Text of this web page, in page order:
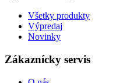
Všetky produkty
Výpredaj
Novinky
Zákaznícky servis